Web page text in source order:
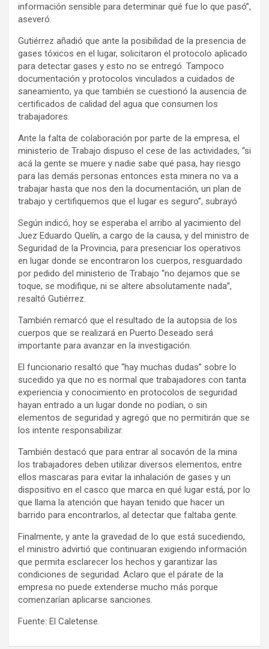
información sensible para determinar qué fue lo que pasó”,
aseveró.
Gutiérrez añadió que ante la posibilidad de la presencia de
gases tóxicos en el lugar, solicitaron el protocolo aplicado
para detectar gases y esto no se entregó. Tampoco
documentación y protocolos vinculados a cuidados de
saneamiento, ya que también se cuestionó la ausencia de
certificados de calidad del agua que consumen los
trabajadores.
Ante la falta de colaboración por parte de la empresa, el
ministerio de Trabajo dispuso el cese de las actividades, “si
acá la gente se muere y nadie sabe qué pasa, hay riesgo
para las demás personas entonces esta minera no va a
trabajar hasta que nos den la documentación, un plan de
trabajo y certifiquemos que el lugar es seguro”, subrayó
Según indicó, hoy se esperaba el arribo al yacimiento del
Juez Eduardo Quelín, a cargo de la causa, y del ministro de
Seguridad de la Provincia, para presenciar los operativos
en lugar donde se encontraron los cuerpos, resguardado
por pedido del ministerio de Trabajo “no dejamos que se
toque, se modifique, ni se altere absolutamente nada”,
resaltó Gutiérrez.
También remarcó que el resultado de la autopsia de los
cuerpos que se realizará en Puerto Deseado será
importante para avanzar en la investigación.
El funcionario resaltó que “hay muchas dudas” sobre lo
sucedido ya que no es normal que trabajadores con tanta
experiencia y conocimiento en protocolos de seguridad
hayan entrado a un lugar donde no podían, o sin
elementos de seguridad y agregó que no permitirán que se
los intente responsabilizar.
También destacó que para entrar al socavón de la mina
los trabajadores deben utilizar diversos elementos, entre
ellos mascaras para evitar la inhalación de gases y un
dispositivo en el casco que marca en qué lugar está, por lo
que llama la atención que hayan tenido que hacer un
barrido para encontrarlos, al detectar que faltaba gente.
Finalmente, y ante la gravedad de lo que está sucediendo,
el ministro advirtió que continuaran exigiendo información
que permita esclarecer los hechos y garantizar las
condiciones de seguridad. Aclaro que el párate de la
empresa no puede extenderse mucho más porque
comenzarían aplicarse sanciones.
Fuente: El Caletense.